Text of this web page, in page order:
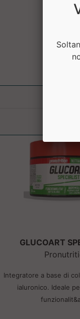
GLUCOART
Integratore a base di
ialuronico. Ideale